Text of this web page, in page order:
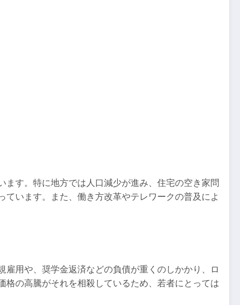
す。特に地方では人口減少が進み、住宅の空き家問
います。また、働き方改革やテレワークの普及によ
用や、奨学金返済などの負債が重くのしかかり、ロ
の高騰がそれを相殺しているため、若者にとっては